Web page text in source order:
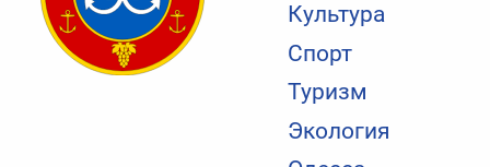
Культура
Спорт
Туризм
Экология